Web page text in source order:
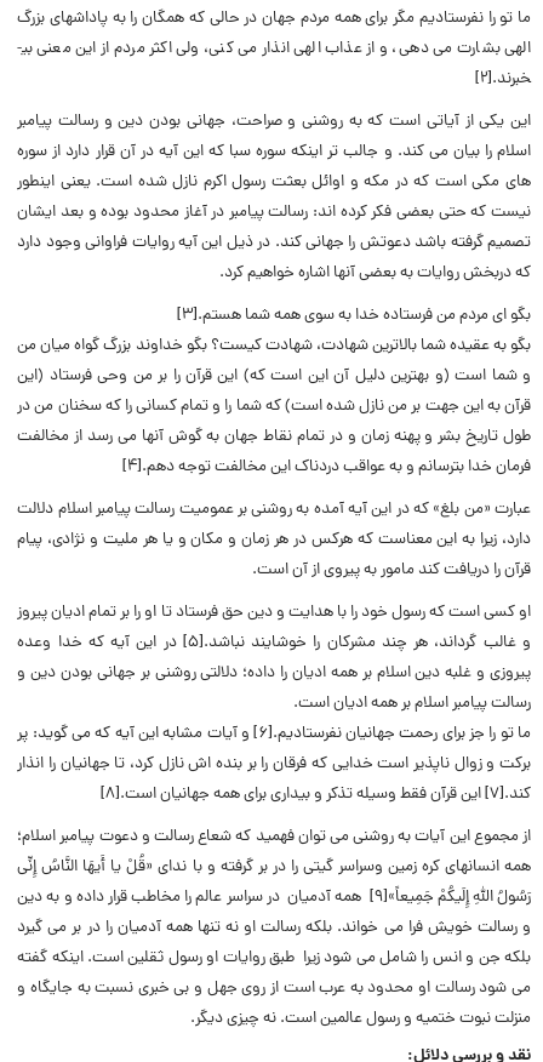
ما تو را نفرستادیم مگر براى همه مردم جهان در حالى که همگان را به پاداشهاى بزرگ
الهى بشارت مى دهى، و از عذاب الهى انذار مى کنى، ولى اکثر مردم از این معنى بی­
خبرند.[۲]
این یکی از آیاتی است که به روشنی و صراحت، جهانی بودن دین و رسالت پیامبر
اسلام را بیان می کند. و جالب تر اینکه سوره سبا که این آیه در آن قرار دارد از سوره
های مکی است که در مکه و اوائل بعثت رسول اکرم نازل شده است. یعنی اینطور
نیست که حتی بعضی فکر کرده اند: رسالت پیامبر در آغاز محدود بوده و بعد ایشان
تصمیم گرفته باشد دعوتش را جهانی کند. در ذیل این آیه روایات فراوانی وجود دارد
که دربخش روایات به بعضی آنها اشاره خواهیم کرد.
بگو اى مردم من فرستاده خدا به سوى همه شما هستم.[۳]
بگو به عقیده شما بالاترین شهادت، شهادت کیست؟ بگو خداوند بزرگ گواه میان من
و شما است (و بهترین دلیل آن این است که) این قرآن را بر من وحى فرستاد (این
قرآن به این جهت بر من نازل شده است) که شما را و تمام کسانى را که سخنان من در
طول تاریخ بشر و پهنه زمان و در تمام نقاط جهان به گوش آنها مى رسد از مخالفت
فرمان خدا بترسانم و به عواقب دردناک این مخالفت توجه دهم.[۴]
عبارت «من بلغ» که در این آیه آمده به روشنی بر عمومیت رسالت پیامبر اسلام دلالت
دارد، زیرا به این معناست که هرکس در هر زمان و مکان و یا هر ملیت و نژادی، پیام
قرآن را دریافت کند مامور به پیروی از آن است.
او کسى است که رسول خود را با هدایت و دین حق فرستاد تا او را بر تمام ادیان پیروز
و غالب گرداند، هر چند مشرکان را خوشایند نباشد.[۵] در این آیه که خدا وعده
پیروزی و غلبه دین اسلام بر همه ادیان را داده؛ دلالتی روشنی بر جهانی بودن دین و
رسالت پیامبر اسلام بر همه ادیان است.
ما تو را جز براى رحمت جهانیان نفرستادیم.[۶] و آیات مشابه این آیه که می گوید: پر
برکت و زوال ناپذیر است خدایى که فرقان را بر بنده اش نازل کرد، تا جهانیان را انذار
کند.[۷] این قرآن فقط وسیله تذکر و بیدارى براى همه جهانیان است.[۸]
از مجموع این آیات به روشنی می توان فهمید که شعاع رسالت و دعوت پیامبر اسلام؛
همه انسانهای کره زمین وسراسر گیتی را در بر گرفته و با ندای «قُلْ یا أَیهَا النَّاسُ إِنِّی
رَسُولُ اللَّهِ إِلَیکُمْ جَمِیعاً»[۹] همه آدمیان در سراسر عالم را مخاطب قرار داده و به دین
و رسالت خویش فرا می خواند. بلکه رسالت او نه تنها همه آدمیان را در بر می گیرد
بلکه جن و انس را شامل می شود زیرا طبق روایات او رسول ثقلین است. اینکه گفته
می شود رسالت او محدود به عرب است از روی جهل و بی خبری نسبت به جایگاه و
منزلت نبوت ختمیه و رسول عالمین است. نه چیزی دیگر.
نقد و بررسی دلائل: